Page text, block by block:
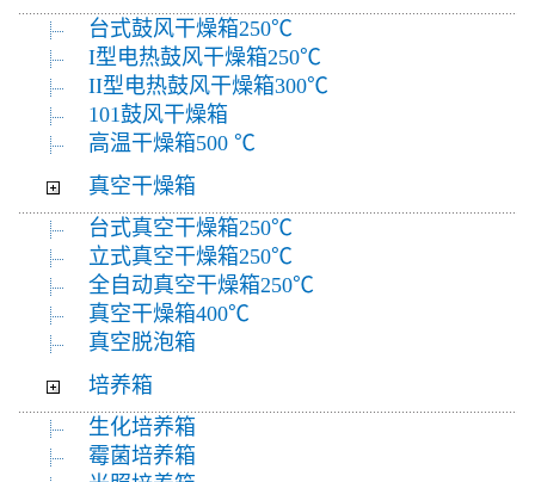
台式鼓风干燥箱250℃
I型电热鼓风干燥箱250℃
II型电热鼓风干燥箱300℃
101鼓风干燥箱
高温干燥箱500 ℃
真空干燥箱
台式真空干燥箱250℃
立式真空干燥箱250℃
全自动真空干燥箱250℃
真空干燥箱400℃
真空脱泡箱
培养箱
生化培养箱
霉菌培养箱